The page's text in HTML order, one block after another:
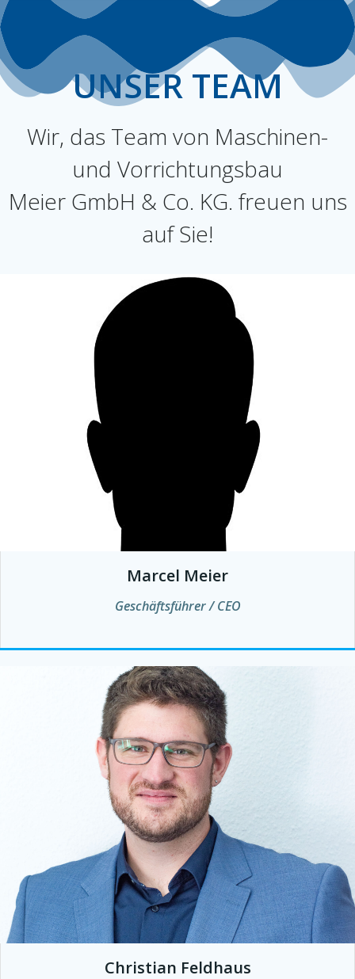
UNSER TEAM
Wir, das Team von Maschinen-
und Vorrichtungsbau
Meier GmbH & Co. KG. freuen uns
auf Sie!
Marcel Meier
Geschäftsführer / CEO
Christian Feldhaus